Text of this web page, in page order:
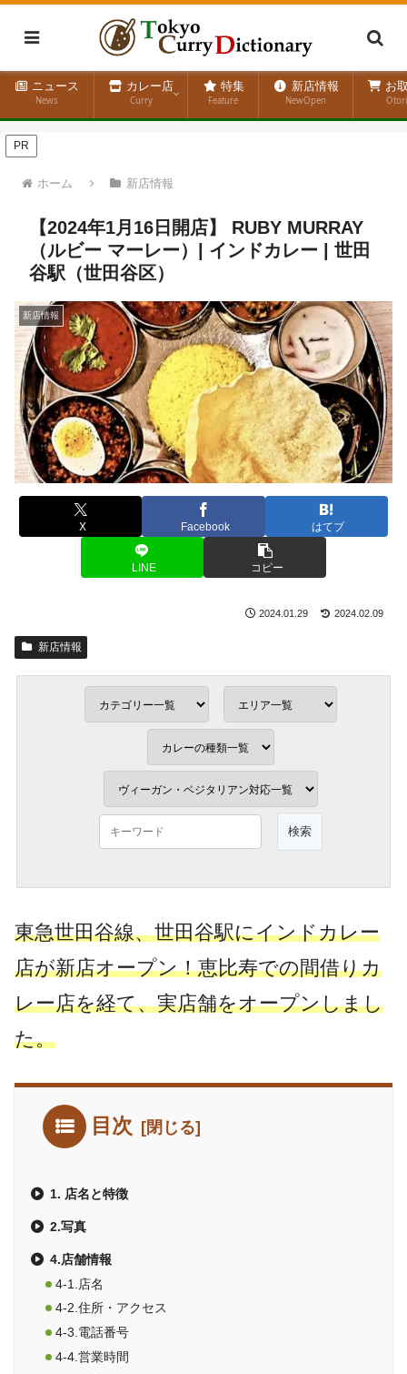
ニュース
News
カレー店
Curry
特集
Feature
新店情報
NewOpen
お
PR
ホーム 新店情報
【2024年1月16日開店】 RUBY MURRAY
（ルビー マーレー）| インドカレー | 世田
谷駅（世田谷区）
新店情報
X Facebook はてブ
LINE コピー
2024.01.29 2024.02.09
新店情報
東急世田谷線、世田谷駅にインドカレー
店が新店オープン！恵比寿での間借りカ
レー店を経て、実店舗をオープンしまし
た。
目次
1. 店名と特徴
2.写真
4.店舗情報
4-1.店名
4-2.住所・アクセス
4-3.電話番号
4-4.営業時間